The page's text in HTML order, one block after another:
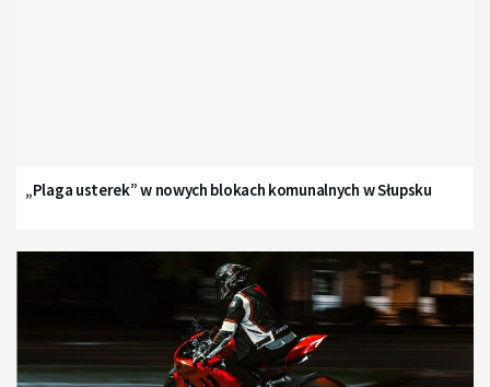
„Plaga usterek” w nowych blokach komunalnych w Słupsku